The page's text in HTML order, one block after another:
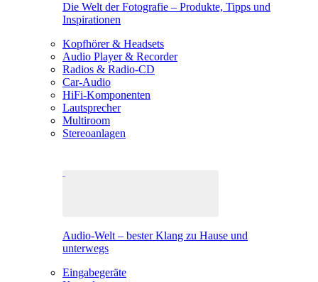
Die Welt der Fotografie – Produkte, Tipps und
Inspirationen
Kopfhörer & Headsets
Audio Player & Recorder
Radios & Radio-CD
Car-Audio
HiFi-Komponenten
Lautsprecher
Multiroom
Stereoanlagen
Audio-Welt – bester Klang zu Hause und
unterwegs
Eingabegeräte